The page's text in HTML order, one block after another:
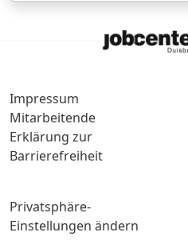
Impressum
Mitarbeitende
Erklärung zur
Barrierefreiheit
Privatsphäre-
Einstellungen ändern